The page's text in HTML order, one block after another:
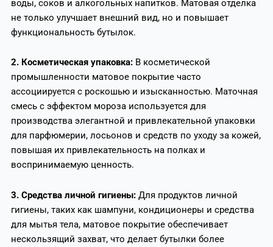
воды, соков и алкогольных напитков. Матовая отделка
не только улучшает внешний вид, но и повышает
функциональность бутылок.
2. Косметическая упаковка: В косметической
промышленности матовое покрытие часто
ассоциируется с роскошью и изысканностью. Маточная
смесь с эффектом мороза используется для
производства элегантной и привлекательной упаковки
для парфюмерии, лосьонов и средств по уходу за кожей,
повышая их привлекательность на полках и
воспринимаемую ценность.
3. Средства личной гигиены: Для продуктов личной
гигиены, таких как шампуни, кондиционеры и средства
для мытья тела, матовое покрытие обеспечивает
нескользящий захват, что делает бутылки более